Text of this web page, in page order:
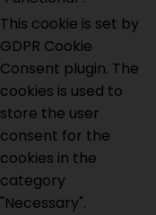
This cookie is set by
GDPR Cookie
Consent plugin. The
cookies is used to
store the user
consent for the
cookies in the
category
"Necessary".